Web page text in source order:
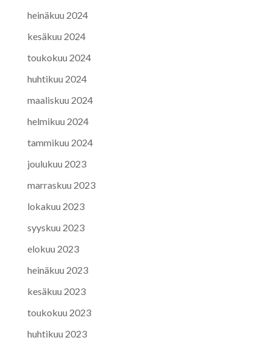
heinäkuu 2024
kesäkuu 2024
toukokuu 2024
huhtikuu 2024
maaliskuu 2024
helmikuu 2024
tammikuu 2024
joulukuu 2023
marraskuu 2023
lokakuu 2023
syyskuu 2023
elokuu 2023
heinäkuu 2023
kesäkuu 2023
toukokuu 2023
huhtikuu 2023